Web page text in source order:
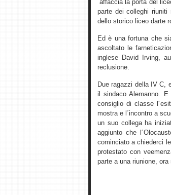
´affaccia la porta del
parte dei colleghi
dello storico liceo darte
Ed è una fortuna che
ascoltato le
inglese David Irving,
reclusione.
Due ragazzi della IV C,
il sindaco Alemanno.
consiglio di classe
mostra e l´incontro a
un suo collega ha
aggiunto che
cominciato a chiederci
protestato con
parte a una riunione,